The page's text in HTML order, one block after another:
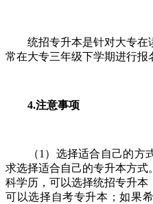
统招专升本是针对大专在
常在大专三年级下学期进行报
4.注意事项
（1）选择适合自己的方
求选择适合自己的专升本方
科学历，可以选择统招专升本
可以选择自考专升本；如果